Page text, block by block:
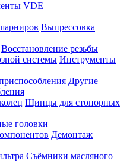
VDE
Выпрессовка
Восстановление резьбы
Инструменты
Другие
Щипцы для стопорных
головки
Демонтаж
Съёмники масляного